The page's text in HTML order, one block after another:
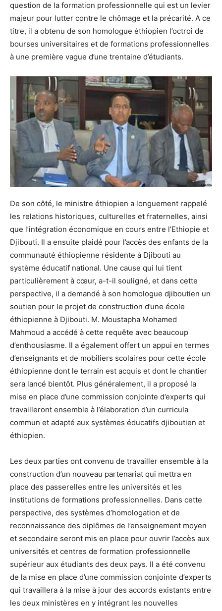
question de la formation professionnelle qui est un levier
majeur pour lutter contre le chômage et la précarité. A ce
titre, il a obtenu de son homologue éthiopien l’octroi de
bourses universitaires et de formations professionnelles
à une première vague d’une trentaine d’étudiants.
De son côté, le ministre éthiopien a longuement rappelé
les relations historiques, culturelles et fraternelles, ainsi
que l’intégration économique en cours entre l’Ethiopie et
Djibouti. Il a ensuite plaidé pour l’accès des enfants de la
communauté éthiopienne résidente à Djibouti au
système éducatif national. Une cause qui lui tient
particulièrement à cœur, a-t-il souligné, et dans cette
perspective, il a demandé à son homologue djiboutien un
soutien pour le projet de construction d’une école
éthiopienne à Djibouti. M. Moustapha Mohamed
Mahmoud a accédé à cette requête avec beaucoup
d’enthousiasme. Il a également offert un appui en termes
d’enseignants et de mobiliers scolaires pour cette école
éthiopienne dont le terrain est acquis et dont le chantier
sera lancé bientôt. Plus généralement, il a proposé la
mise en place d’une commission conjointe d’experts qui
travailleront ensemble à l’élaboration d’un curricula
commun et adapté aux systèmes éducatifs djiboutien et
éthiopien.
Les deux parties ont convenu de travailler ensemble à la
construction d’un nouveau partenariat qui mettra en
place des passerelles entre les universités et les
institutions de formations professionnelles. Dans cette
perspective, des systèmes d’homologation et de
reconnaissance des diplômes de l’enseignement moyen
et secondaire seront mis en place pour ouvrir l’accès aux
universités et centres de formation professionnelle
supérieur aux étudiants des deux pays. Il a été convenu
de la mise en place d’une commission conjointe d’experts
qui travaillera à la mise à jour des accords existants entre
les deux ministères en y intégrant les nouvelles